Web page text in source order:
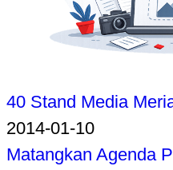
40 Stand Media
2014-01-10
Matangkan Agenda